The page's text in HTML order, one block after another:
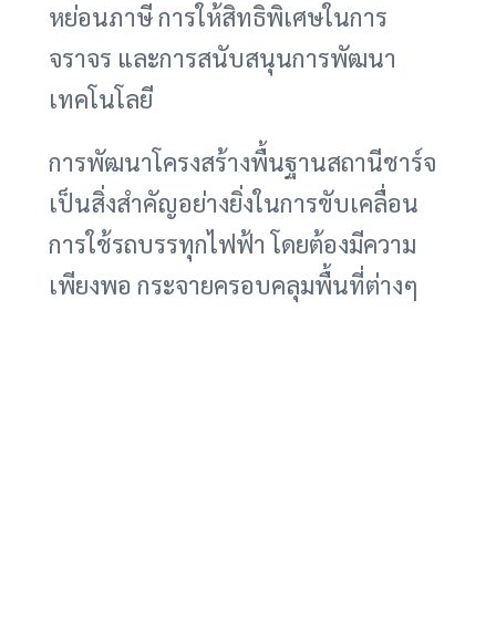
หย่อนภาษี การให้สิทธิพิเศษในการ
จราจร และการสนับสนุนการพัฒนา
เทคโนโลยี
การพัฒนาโครงสร้างพื้นฐานสถานีชาร์จ
เป็นสิ่งสำคัญอย่างยิ่งในการขับเคลื่อน
การใช้รถบรรทุกไฟฟ้า โดยต้องมีความ
เพียงพอ กระจายครอบคลุมพื้นที่ต่างๆ